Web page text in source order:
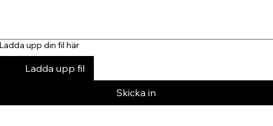
upp din fil här
Ladda upp fil
Skicka in